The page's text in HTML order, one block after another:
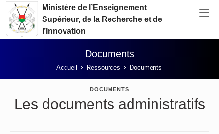
Aller au contenu principalMinistère de l’Enseignement
Supérieur, de la Recherche et de
l’Innovation
Documents
Accueil Ressources Documents
DOCUMENTS
Les documents administratifs